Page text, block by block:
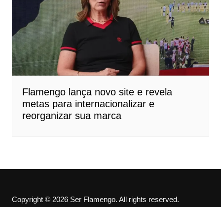
Flamengo lança novo site e revela
metas para internacionalizar e
reorganizar sua marca
Copyright © 2026 Ser Flamengo. All rights reserved.